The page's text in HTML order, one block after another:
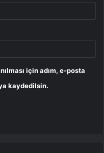
için adım, e-posta
kaydedilsin.